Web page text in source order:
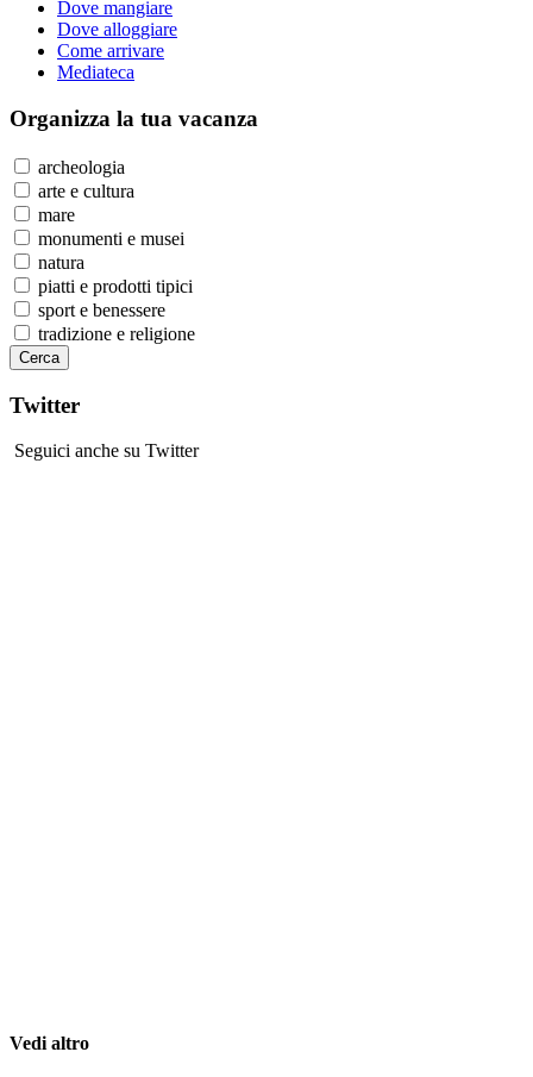
Dove mangiare
Dove alloggiare
Come arrivare
Mediateca
Organizza la tua vacanza
archeologia
arte e cultura
mare
monumenti e musei
natura
piatti e prodotti tipici
sport e benessere
tradizione e religione
Twitter
Seguici anche su Twitter
Vedi altro